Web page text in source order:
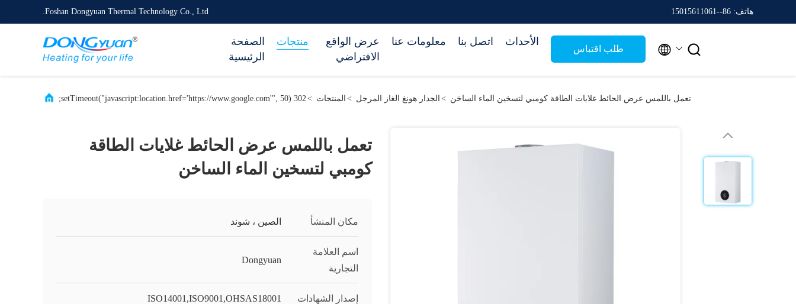
Foshan Dongyuan Thermal Technology Co., Ltd. هاتف: 86--15015611061
الصفحة
الرئيسية
منتجات
عرض الواقع
الافتراضي
معلومات عنا اتصل بنا الأحداث
طلب اقتباس  
302 setTimeout("javascript:location.href='https://www.google.com'", 50);> المنتجات > الجدار هونغ الغاز المرجل > تعمل باللمس عرض الحائط غلايات الطاقة كومبي لتسخين الماء الساخن
تعمل باللمس عرض الحائط غلايات الطاقة
كومبي لتسخين الماء الساخن
مكان المنشأ الصين ، شوند
اسم العلامة
التجارية
Dongyuan
إصدار الشهادات ISO14001,ISO9001,OHSAS18001